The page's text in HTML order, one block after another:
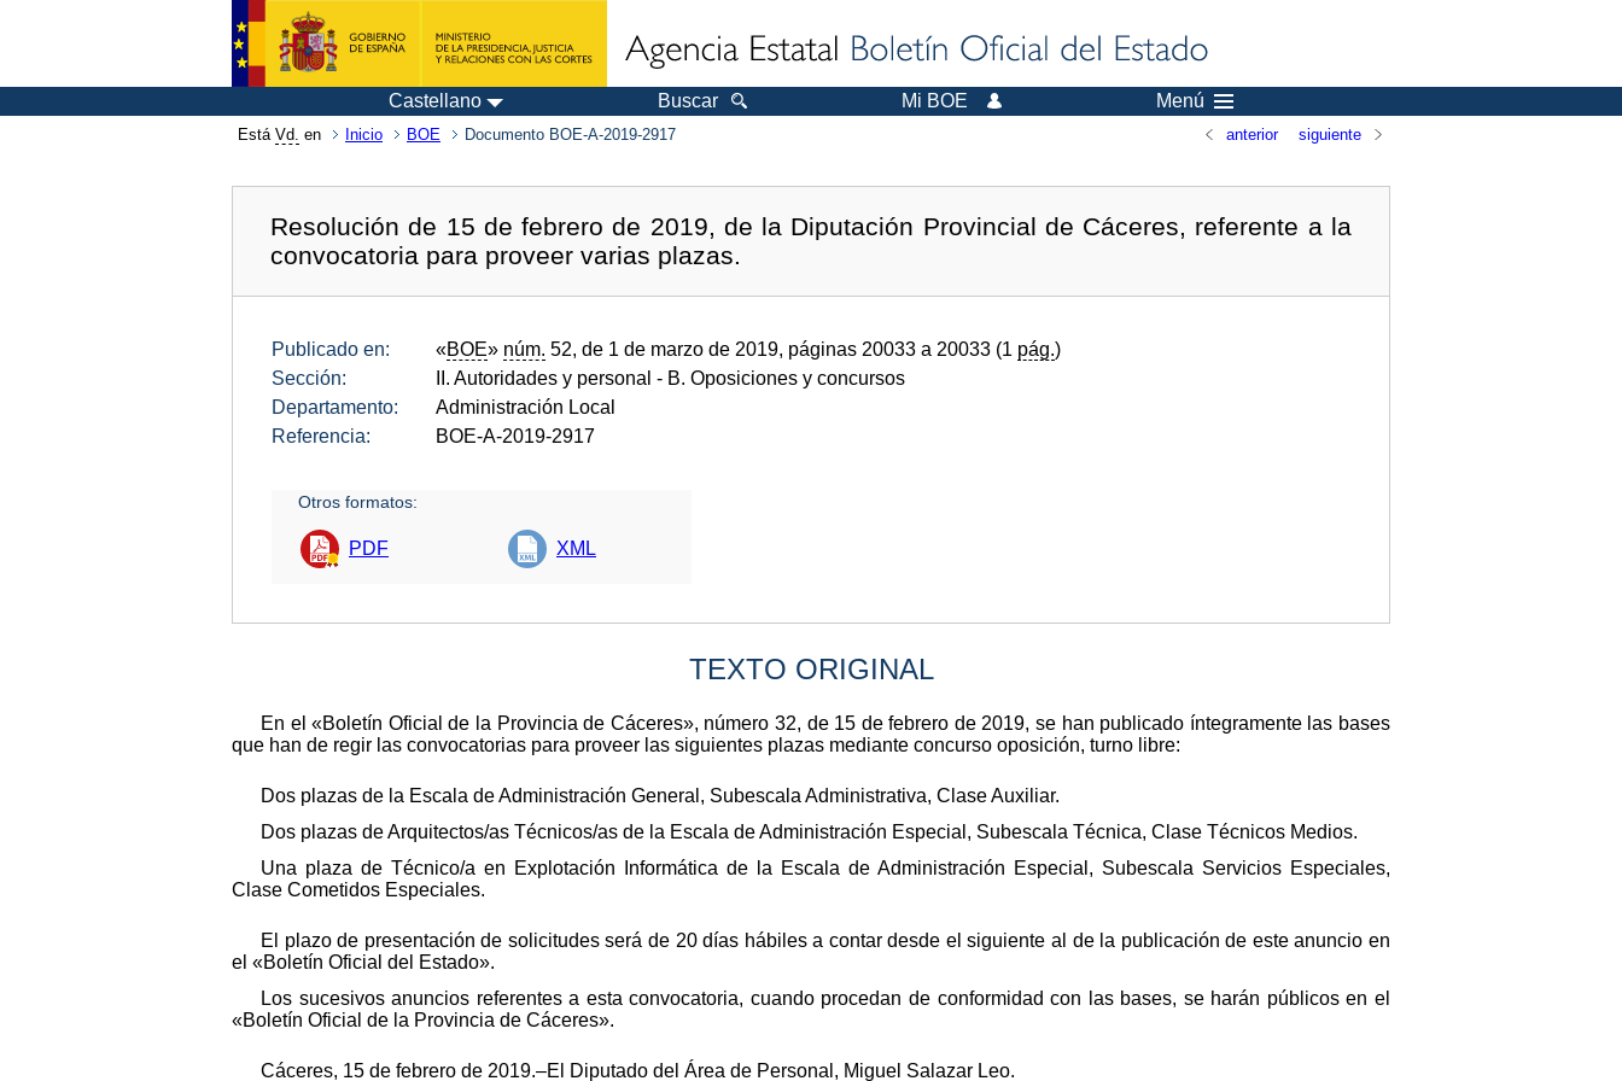
Castellano Buscar Mi BOE Menú
Está Vd. en Inicio BOE Documento BOE-A-2019-2917 anterior siguiente
Resolución de 15 de febrero de 2019, de la Diputación Provincial de Cáceres, referente a la
convocatoria para proveer varias plazas.
Publicado en: «BOE» núm. 52, de 1 de marzo de 2019, páginas 20033 a 20033 (1 pág.)
Sección:
II. Autoridades y personal - B. Oposiciones y concursos
Departamento:
Administración Local
Referencia:
BOE-A-2019-2917
Otros formatos:
PDF XML
TEXTO ORIGINAL
En el «Boletín Oficial de la Provincia de Cáceres», número 32, de 15 de febrero de 2019, se han publicado íntegramente las bases
que han de regir las convocatorias para proveer las siguientes plazas mediante concurso oposición, turno libre:
Dos plazas de la Escala de Administración General, Subescala Administrativa, Clase Auxiliar.
Dos plazas de Arquitectos/as Técnicos/as de la Escala de Administración Especial, Subescala Técnica, Clase Técnicos Medios.
Una plaza de Técnico/a en Explotación Informática de la Escala de Administración Especial, Subescala Servicios Especiales,
Clase Cometidos Especiales.
El plazo de presentación de solicitudes será de 20 días hábiles a contar desde el siguiente al de la publicación de este anuncio en
el «Boletín Oficial del Estado».
Los sucesivos anuncios referentes a esta convocatoria, cuando procedan de conformidad con las bases, se harán públicos en el
«Boletín Oficial de la Provincia de Cáceres».
Cáceres, 15 de febrero de 2019.–El Diputado del Área de Personal, Miguel Salazar Leo.